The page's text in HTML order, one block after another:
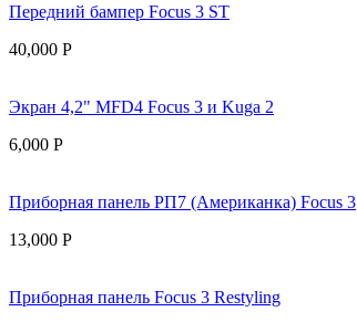
Передний бампер Focus 3 ST
40,000 Р
Экран 4,2" MFD4 Focus 3 и Kuga 2
6,000 Р
Приборная панель РП7 (Американка) Focus 3
13,000 Р
Приборная панель Focus 3 Restyling